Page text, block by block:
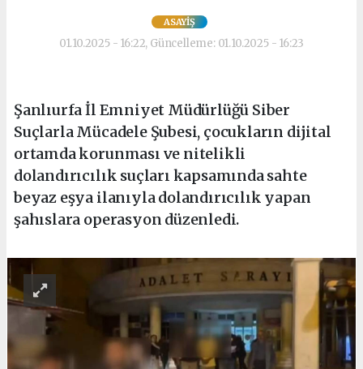
ASAYIŞ
01.10.2025 - 16:22, Güncelleme: 01.10.2025 - 16:23
Şanlıurfa İl Emniyet Müdürlüğü Siber
Suçlarla Mücadele Şubesi, çocukların dijital
ortamda korunması ve nitelikli
dolandırıcılık suçları kapsamında sahte
beyaz eşya ilanıyla dolandırıcılık yapan
şahıslara operasyon düzenledi.